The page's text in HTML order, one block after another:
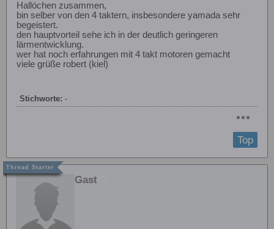
Hallöchen zusammen,
bin selber von den 4 taktern, insbesondere yamada sehr
begeistert.
den hauptvorteil sehe ich in der deutlich geringeren
lärmentwicklung.
wer hat noch erfahrungen mit 4 takt motoren gemacht
viele grüße robert (kiel)
Stichworte: -
Top
Gast